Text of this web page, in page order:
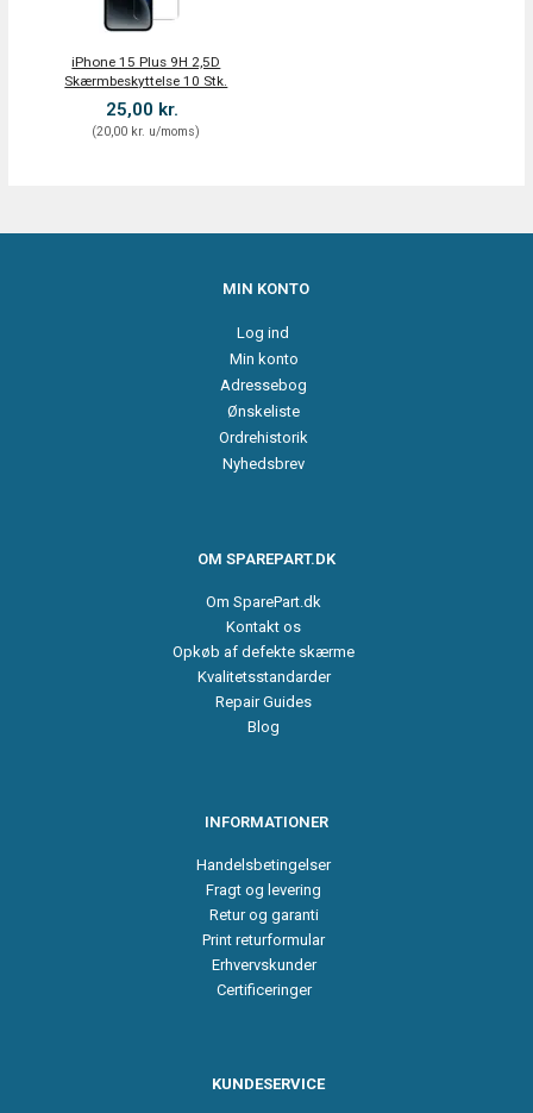
iPhone 15 Plus 9H 2,5D
Skærmbeskyttelse 10 Stk.
25,00 kr.
(20,00 kr. u/moms)
MIN KONTO
Log ind
Min konto
Adressebog
Ønskeliste
Ordrehistorik
Nyhedsbrev
OM SPAREPART.DK
Om SparePart.dk
Kontakt os
Opkøb af defekte skærme
Kvalitetsstandarder
Repair Guides
Blog
INFORMATIONER
Handelsbetingelser
Fragt og levering
Retur og garanti
Print returformular
Erhvervskunder
Certificeringer
KUNDESERVICE